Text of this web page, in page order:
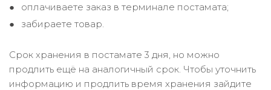
оплачиваете заказ в терминале постамата;
забираете товар.
Срок хранения в постамате 3 дня, но можно
продлить ещё на аналогичный срок. Чтобы уточнить
информацию и продлить время хранения зайдите